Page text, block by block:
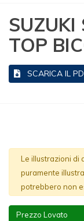
SUZUKI
TOP
SCARICA IL
Le illustrazioni di
puramente
potrebbero non
Prezzo Lovato